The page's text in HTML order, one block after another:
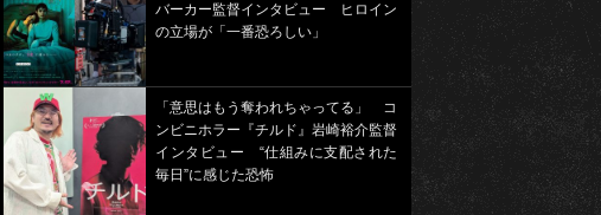
バーカー監督インタビュー ヒロイン
の立場が「一番恐ろしい」
「意思はもう奪われちゃってる」 コ
ンビニホラー『チルド』岩崎裕介監督
インタビュー “仕組みに支配された
毎日”に感じた恐怖